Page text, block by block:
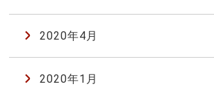
2020年4月
2020年1月